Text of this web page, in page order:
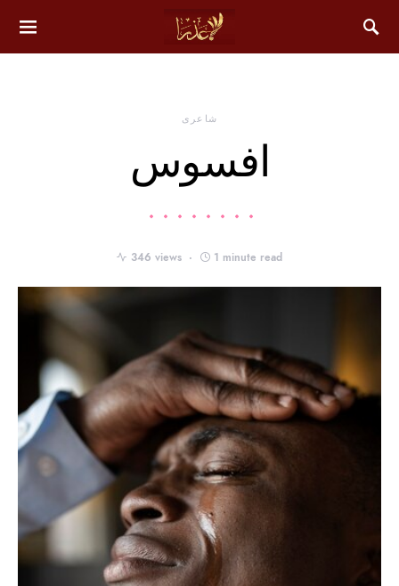
شاعری
افسوس
346 views 1 minute read